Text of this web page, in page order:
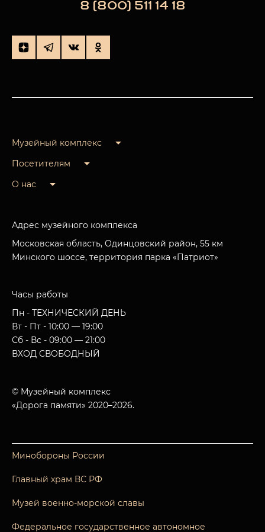
8 (800) 511 14 18
Музейный комплекс
Посетителям
О нас
Адрес музейного комплекса
Московская область, Одинцовский район, 55 км
Минского шоссе, территория парка «Патриот»
Часы работы
Пн - ТЕХНИЧЕСКИЙ ДЕНЬ
Вт - Пт - 10:00 — 19:00
Сб - Вс - 09:00 — 21:00
ВХОД СВОБОДНЫЙ
© Музейный комплекс
«Дорога памяти» 2020–2026.
Минобороны России
Главный храм ВС РФ
Музей военно-морской славы
Федеральное государственное автономное